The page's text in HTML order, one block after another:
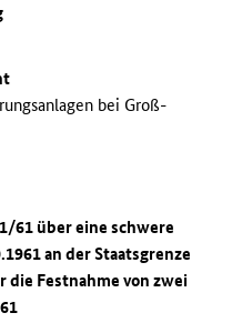
bei Groß-
61 über eine schwere
an der Staatsgrenze
Festnahme von zwei